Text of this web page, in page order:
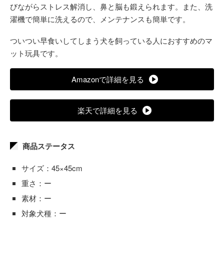
びながらストレス解消し、鼻と脳も鍛えられます。また、洗
濯機で簡単に洗えるので、メンテナンスも簡単です。
ついつい早食いしてしまう犬を飼っている人におすすめのマ
ット玩具です。
Amazonで詳細を見る
楽天で詳細を見る
商品ステータス
サイズ：45×45cm
重さ：ー
素材：ー
対象犬種：ー